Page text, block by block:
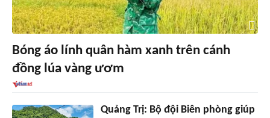
Bóng áo lính quân hàm xanh trên cánh
đồng lúa vàng ươm
Quảng Trị: Bộ đội Biên phòng giúp